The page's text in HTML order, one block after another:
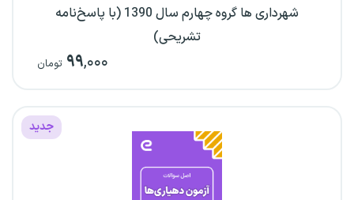
شهرداری ها گروه چهارم سال 1390 (با پاسخ‌نامه
تشریحی)
۹۹,۰۰۰ تومان
جدید